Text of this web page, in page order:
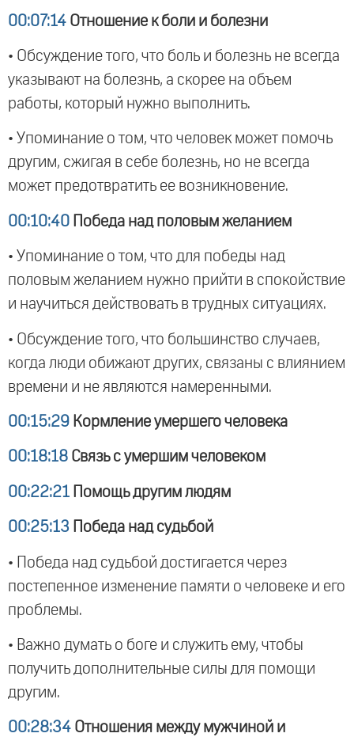
00:07:14 Отношение к боли и болезни
• Обсуждение того, что боль и болезнь не всегда
указывают на болезнь, а скорее на объем
работы, который нужно выполнить.
• Упоминание о том, что человек может помочь
другим, сжигая в себе болезнь, но не всегда
может предотвратить ее возникновение.
00:10:40 Победа над половым желанием
• Упоминание о том, что для победы над
половым желанием нужно прийти в спокойствие
и научиться действовать в трудных ситуациях.
• Обсуждение того, что большинство случаев,
когда люди обижают других, связаны с влиянием
времени и не являются намеренными.
00:15:29 Кормление умершего человека
00:18:18 Связь с умершим человеком
00:22:21 Помощь другим людям
00:25:13 Победа над судьбой
• Победа над судьбой достигается через
постепенное изменение памяти о человеке и его
проблемы.
• Важно думать о боге и служить ему, чтобы
получить дополнительные силы для помощи
другим.
00:28:34 Отношения между мужчиной и